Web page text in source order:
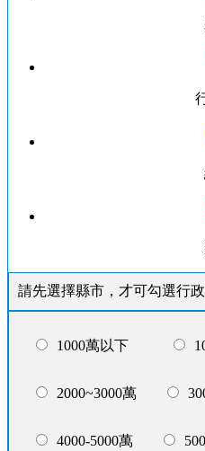
請先選擇縣市，才可勾選行政
1000萬以下
2000~3000萬
4000-5000萬